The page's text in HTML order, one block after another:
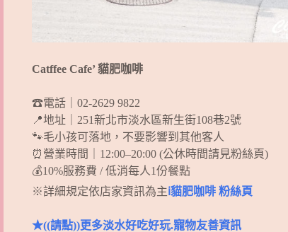
Catffee Cafe’ 貓肥咖啡
☎電話｜02-2629 9822
📍地址｜251新北市淡水區新生街108巷2號
🐾毛小孩可落地，不要影響到其他客人
⏰營業時間｜12:00–20:00 (公休時間請見粉絲頁)
💰10%服務費 / 低消每人1份餐點
※詳細規定依店家資訊為主ℹ貓肥咖啡 粉絲頁
★((請點))更多淡水好吃好玩.寵物友善資訊